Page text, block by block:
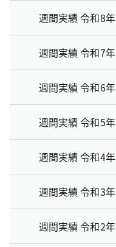
週間実績 令和8年
週間実績 令和7年
週間実績 令和6年
週間実績 令和5年
週間実績 令和4年
週間実績 令和3年
週間実績 令和2年